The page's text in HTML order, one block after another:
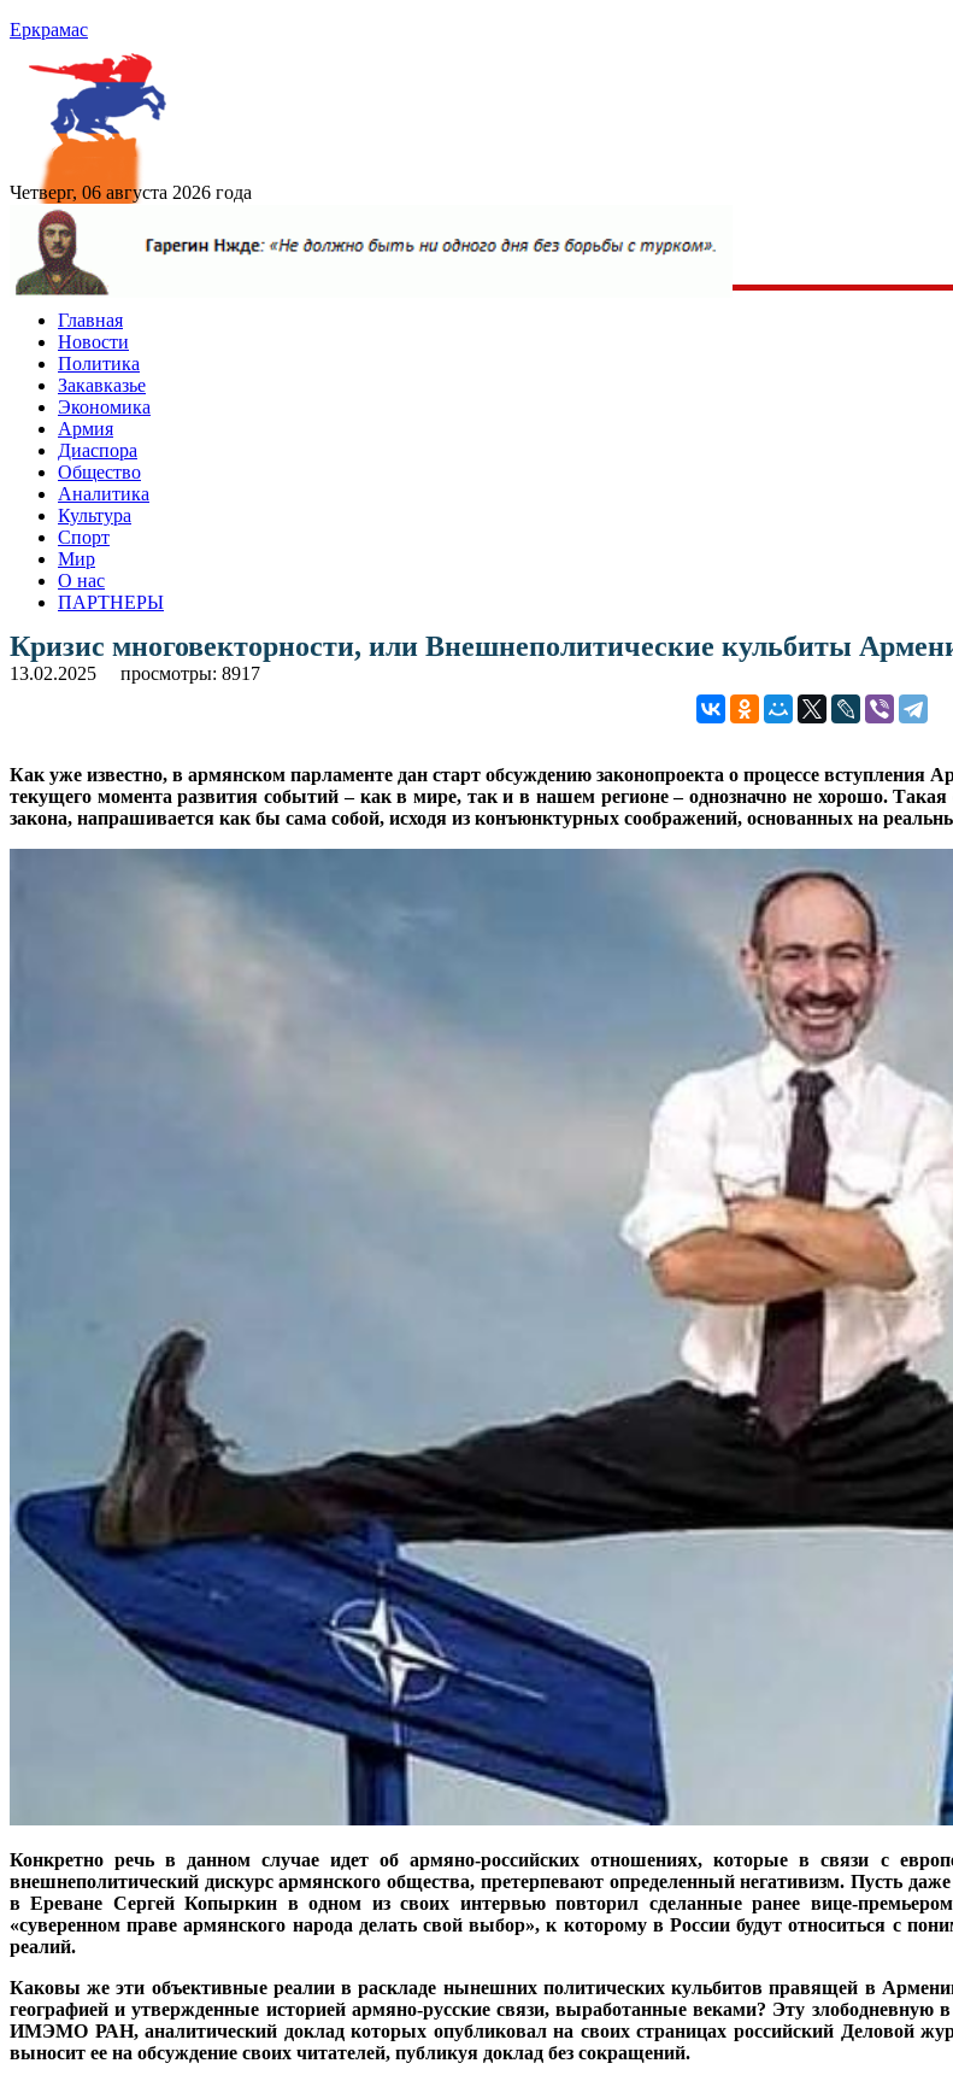
Еркрамас
Четверг, 06 августа 2026 года
Главная
Новости
Политика
Закавказье
Экономика
Армия
Диаспора
Общество
Аналитика
Культура
Спорт
Мир
О нас
ПАРТНЕРЫ
Кризис многовекторности, или Внешнеполитические кульбиты
13.02.2025 просмотры: 8917
Как уже известно, в армянском парламенте дан старт обсуждению законопроекта о процессе
текущего момента развития событий – как в мире, так и в нашем регионе – однозначно не хорошо.
закона, напрашивается как бы сама собой, исходя из конъюнктурных соображений, основанных на
Конкретно речь в данном случае идет об армяно-российских отношениях, которые в связи с
внешнеполитический дискурс армянского общества, претерпевают определенный негативизм. Пусть
в Ереване Сергей Копыркин в одном из своих интервью повторил сделанные ранее вице-
«суверенном праве армянского народа делать свой выбор», к которому в России будут относиться с
реалий.
Каковы же эти объективные реалии в раскладе нынешних политических кульбитов правящей в
географией и утвержденные историей армяно-русские связи, выработанные веками? Эту злободневную
ИМЭМО РАН, аналитический доклад которых опубликовал на своих страницах российский Деловой
выносит ее на обсуждение своих читателей, публикуя доклад без сокращений.